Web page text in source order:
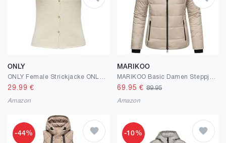
ONLY
29.99 €
Amazon
MARIKOO
69.95 € 89.95
Amazon
-44% -10%